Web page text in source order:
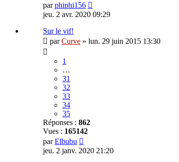
parphiphi156
jeu. 2 avr. 2020 09:29
Sur le vif!
parCurve » lun. 29 juin 2015 13:30
1
…
31
32
33
34
35
Réponses : 862
Vues : 165142
parElbubu
jeu. 2 janv. 2020 21:20